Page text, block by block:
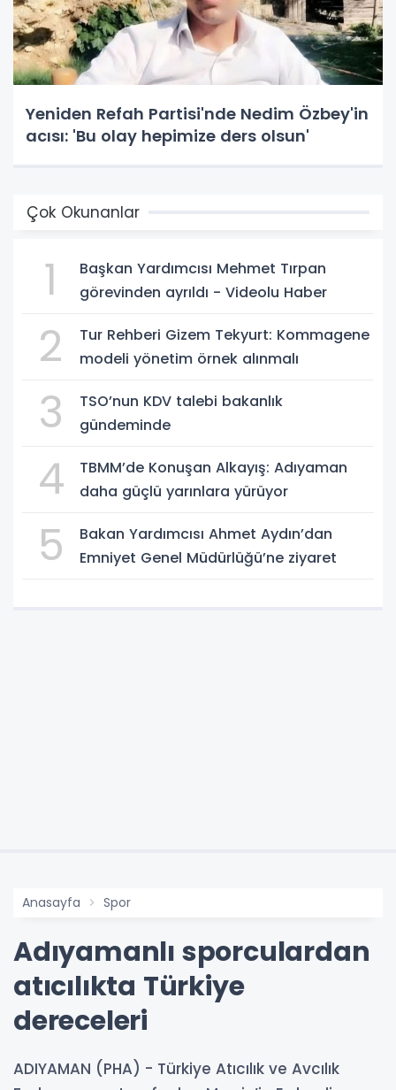
Yeniden Refah Partisi'nde Nedim Özbey'in
acısı: 'Bu olay hepimize ders olsun'
Çok Okunanlar
1
Başkan Yardımcısı Mehmet Tırpan
görevinden ayrıldı - Videolu Haber
2
Tur Rehberi Gizem Tekyurt: Kommagene
modeli yönetim örnek alınmalı
3
TSO’nun KDV talebi bakanlık
gündeminde
4
TBMM’de Konuşan Alkayış: Adıyaman
daha güçlü yarınlara yürüyor
5
Bakan Yardımcısı Ahmet Aydın’dan
Emniyet Genel Müdürlüğü’ne ziyaret
Anasayfa Spor
Adıyamanlı sporculardan
atıcılıkta Türkiye
dereceleri
ADIYAMAN (PHA) - Türkiye Atıcılık ve Avcılık